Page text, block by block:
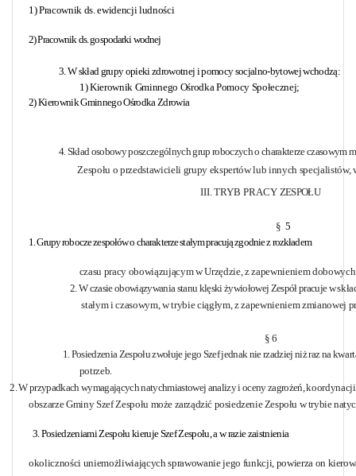
1) Pracownik ds. ewidencji ludności
2) Pracownik ds. gospodarki wodnej
3. W skład grupy opieki zdrowotnej i pomocy socjalno-bytowej wchodzą:
1) Kierownik Gminnego Ośrodka Pomocy Społecznej;
2) Kierownik Gminnego Ośrodka Zdrowia
4. Skład osobowy poszczególnych grup roboczych o charakterze czasowym
Zespołu o przedstawicieli grupy ekspertów lub innych specjalistów,
III. TRYB PRACY ZESPOŁU
§ 5
1. Grupy robocze zespołów o charakterze stałym pracują zgodnie z rozkładem
czasu pracy obowiązującym w Urzędzie, z zapewnieniem
2. W czasie obowiązywania stanu klęski żywiołowej Zespół pracuje w
stałym i czasowym, w trybie ciągłym, z zapewnieniem zmianowej
§ 6
1. Posiedzenia Zespołu zwołuje jego Szef jednak nie rzadziej niż raz na
potrzeb.
2. W przypadkach wymagających natychmiastowej analizy i oceny zagrożeń,
obszarze Gminy Szef Zespołu może zarządzić posiedzenie Zespołu w trybie
3. Posiedzeniami Zespołu kieruje Szef Zespołu, a w razie zaistnienia
okoliczności uniemożliwiających sprawowanie jego funkcji, powierza on